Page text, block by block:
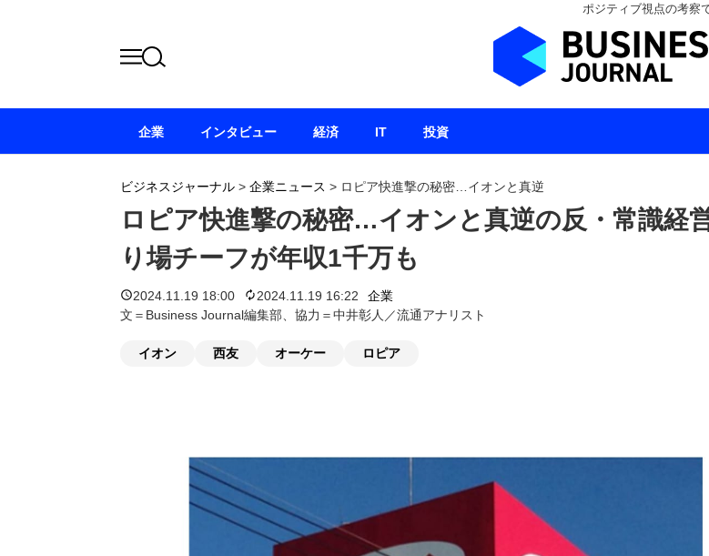
ポジティブ視点の考察
ビジネスジャーナル > 企業ニュース > ロピア快進撃の秘密…イオンと真逆
ロピア快進撃の秘密…イオンと真逆の反・常識経
り場チーフが年収1千万も
2024.11.19 18:00 2024.11.19 16:22
企業
文＝Business Journal編集部、協力＝中井彰人／流通アナリスト
イオン 西友 オーケー ロピア
企業 インタビュー 経済 IT 投資